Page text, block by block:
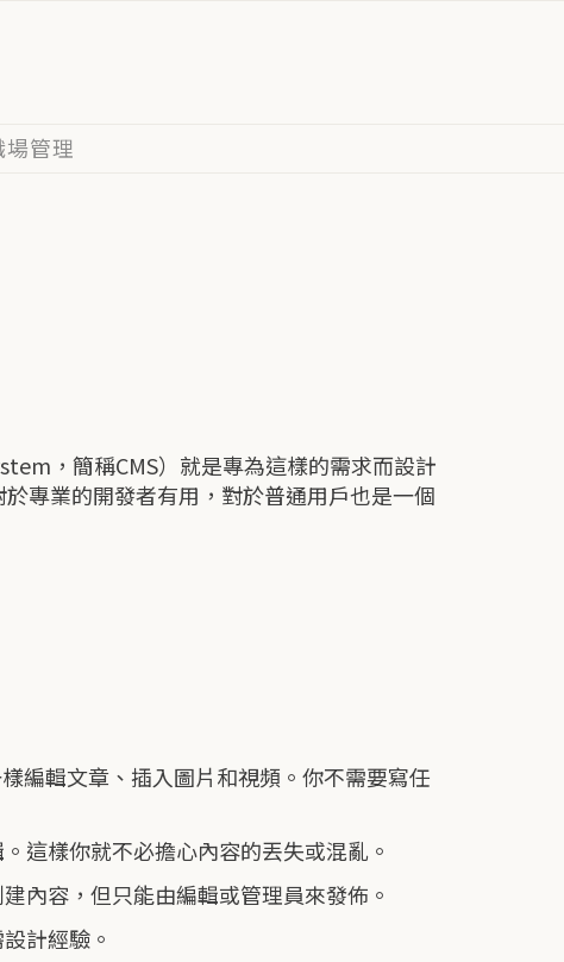
場管理
，簡稱CMS）就是專為這樣的需求而設計
專業的開發者有用，對於普通用戶也是一個
編輯文章、插入圖片和視頻。你不需要寫任
這樣你就不必擔心內容的丟失或混亂。
內容，但只能由編輯或管理員來發佈。
計經驗。